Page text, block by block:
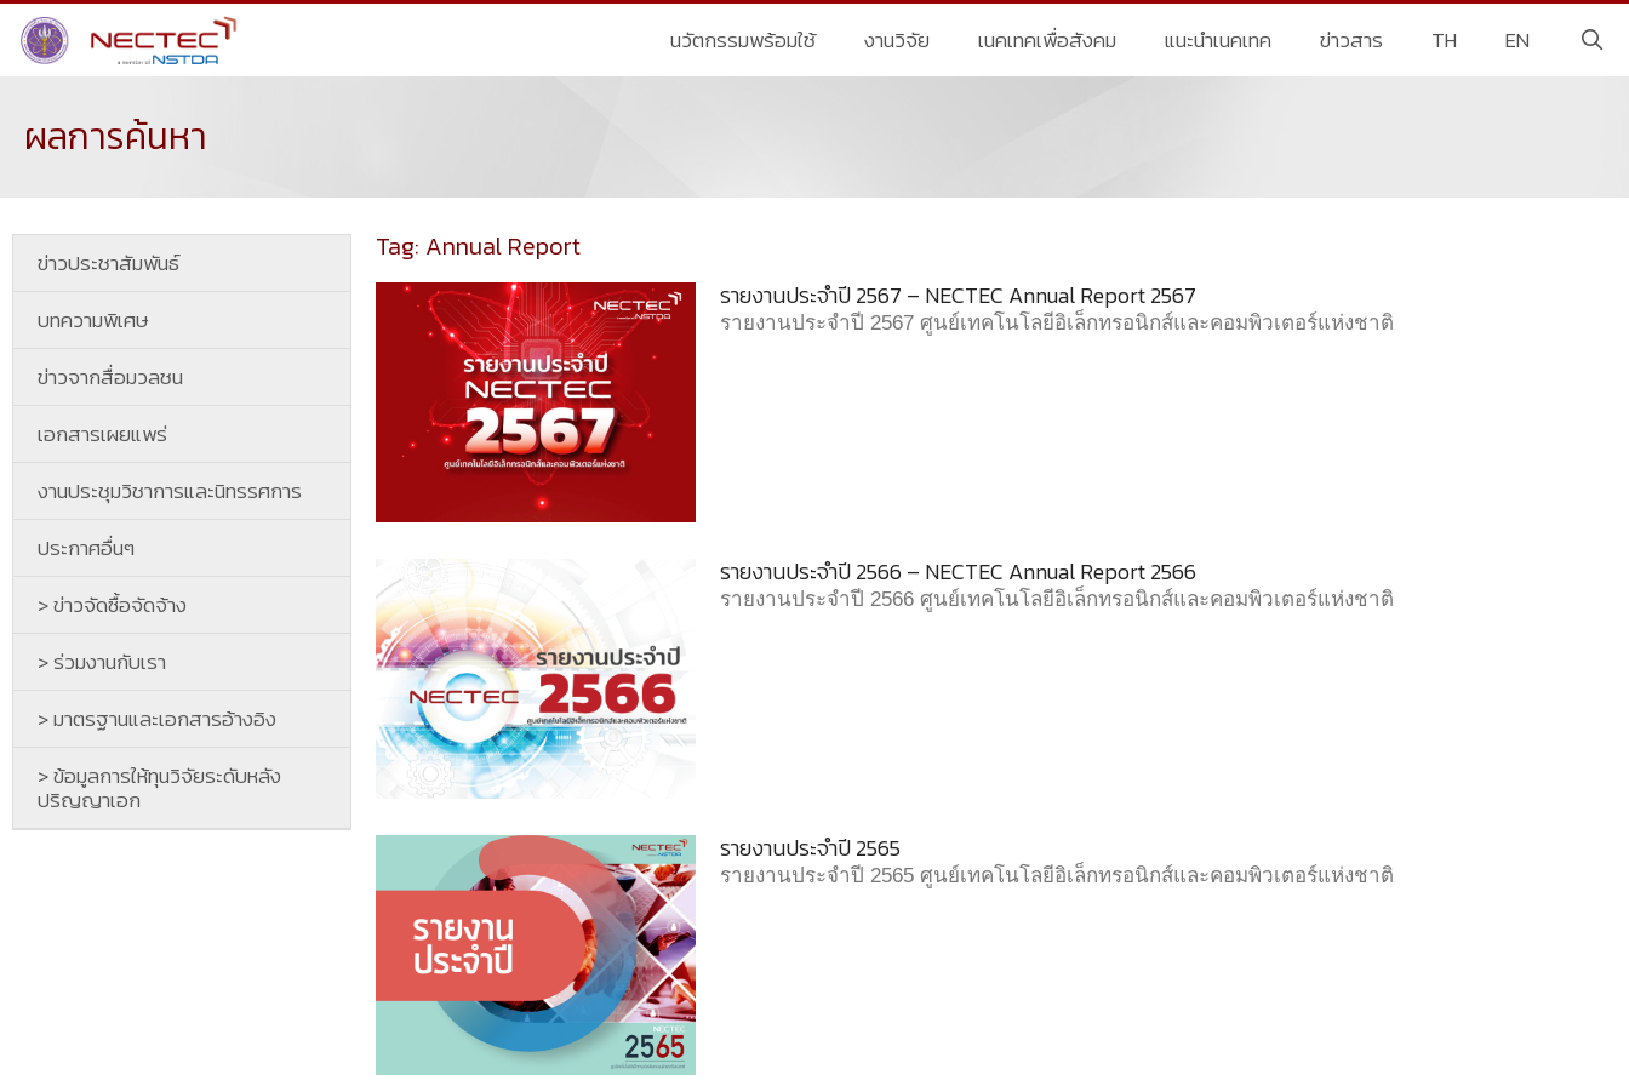
นวัตกรรมพร้อมใช้ งานวิจัย เนคเทคเพื่อสังคม แนะนำเนคเทค ข่าวสาร TH EN
ผลการค้นหา
ข่าวประชาสัมพันธ์
บทความพิเศษ
ข่าวจากสื่อมวลชน
เอกสารเผยแพร่
งานประชุมวิชาการและนิทรรศการ
ประกาศอื่นๆ
> ข่าวจัดซื้อจัดจ้าง
> ร่วมงานกับเรา
> มาตรฐานและเอกสารอ้างอิง
> ข้อมูลการให้ทุนวิจัยระดับหลัง
ปริญญาเอก
Tag: Annual Report
รายงานประจำปี 2567 – NECTEC Annual Report 2567
รายงานประจำปี 2567 ศูนย์เทคโนโลยีอิเล็กทรอนิกส์และคอมพิวเตอร์แห่งชาติ
รายงานประจำปี 2566 – NECTEC Annual Report 2566
รายงานประจำปี 2566 ศูนย์เทคโนโลยีอิเล็กทรอนิกส์และคอมพิวเตอร์แห่งชาติ
รายงานประจำปี 2565
รายงานประจำปี 2565 ศูนย์เทคโนโลยีอิเล็กทรอนิกส์และคอมพิวเตอร์แห่งชาติ